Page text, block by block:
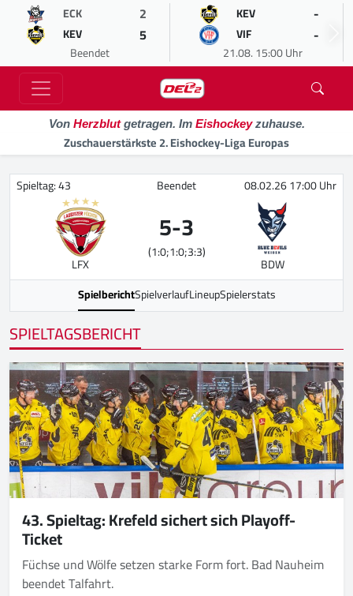
ECK 2
KEV 5
Beendet
KEV -
VIF -
21.08. 15:00 Uhr
Von Herzblutgetragen. Im Eishockeyzuhause.
Zuschauerstärkste 2. Eishockey-Liga Europas
Spieltag: 43 Beendet 08.02.26 17:00 Uhr
LFX
5-3
(1:0;1:0;3:3)
BDW
SpielberichtSpielverlaufLineupSpielerstats
SPIELTAGSBERICHT
43. Spieltag: Krefeld sichert sich Playoff-
Ticket
Füchse und Wölfe setzen starke Form fort. Bad Nauheim
beendet Talfahrt.